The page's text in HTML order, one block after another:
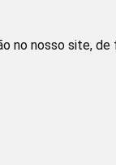
no nosso site,
os direitos